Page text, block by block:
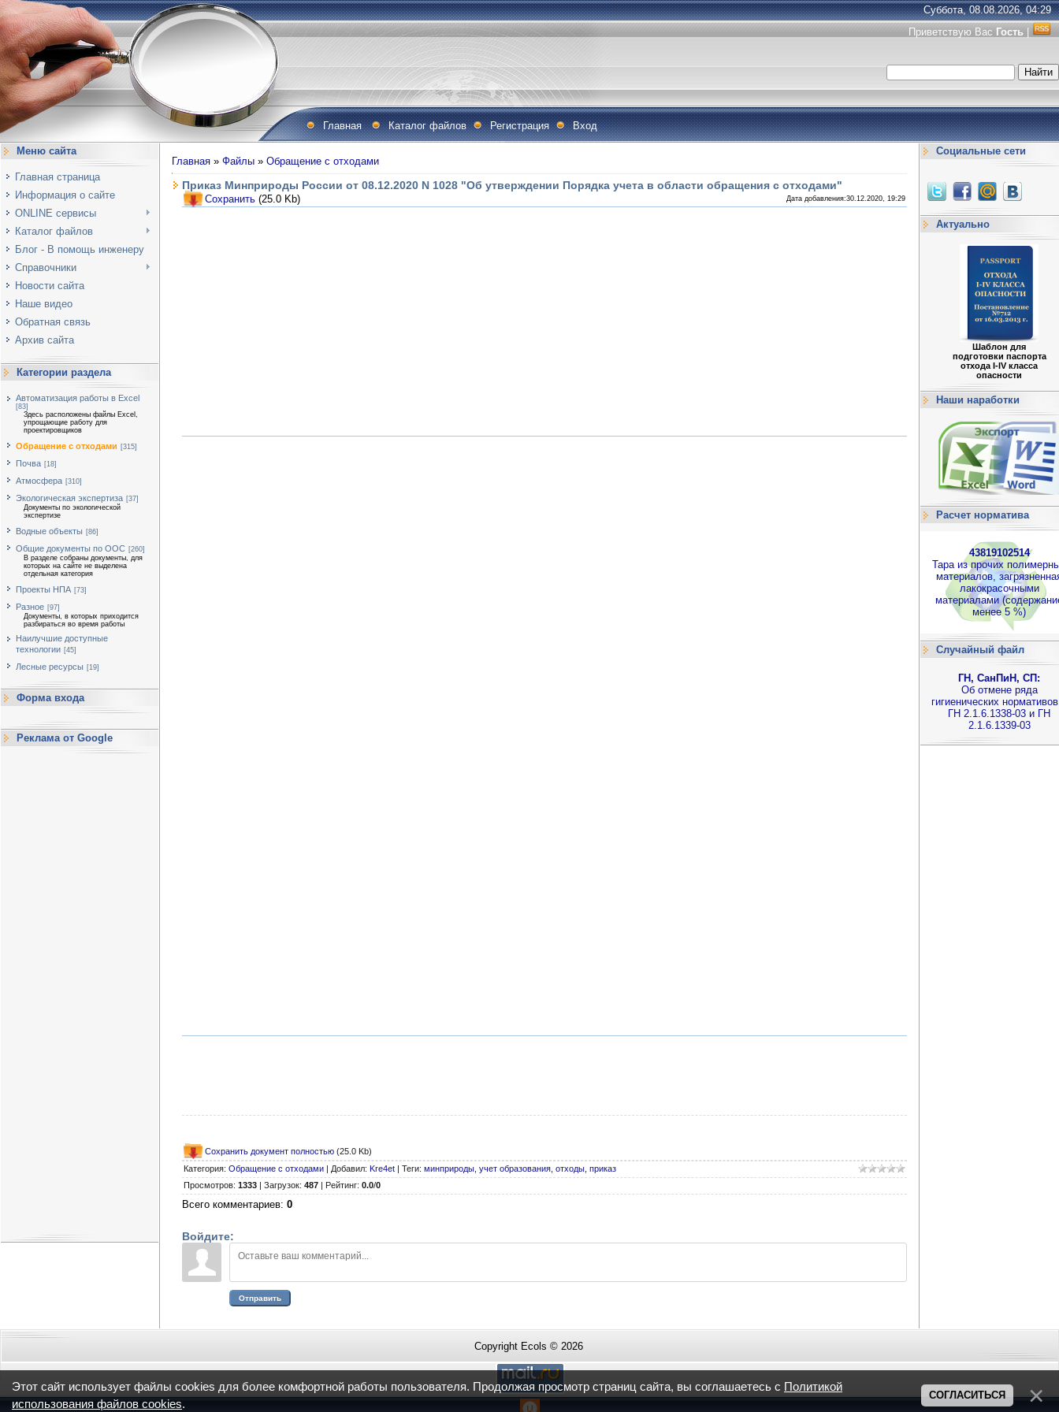
Суббота, 08.08.2026, 04:29
Приветствую Вас Гость
Главная Каталог файлов Регистрация Вход
Меню сайта
Главная страница
Информация о сайте
ONLINE сервисы
Каталог файлов
Блог - В помощь инженеру
Справочники
Новости сайта
Наше видео
Обратная связь
Архив сайта
Категории раздела
Автоматизация работы в Excel
[83]
Здесь расположены файлы Excel,
упрощающие работу для
проектировщиков
Обращение с отходами [315]
Почва [18]
Атмосфера [310]
Экологическая экспертиза [37]
Документы по экологической
экспертизе
Водные объекты [86]
Общие документы по ООС [260]
В разделе собраны документы, для
которых на сайте не выделена
отдельная категория
Проекты НПА [73]
Разное [97]
Документы, в которых приходится
разбираться во время работы
Наилучшие доступные
технологии [45]
Лесные ресурсы [19]
Форма входа
Реклама от Google
Главная » Файлы » Обращение с отходами
Приказ Минприроды России от 08.12.2020 N 1028 "Об утверждении Порядка учета в области обращения с отходами"
Сохранить (25.0 Kb) Дата добавления:30.12.2020, 19:29
Сохранить документ полностью (25.0 Kb)
Категория: Обращение с отходами Добавил: Kre4et Теги: минприроды учет образования отходы приказ
Просмотров: 1333 Загрузок: 487 Рейтинг: 0.0/0
Всего комментариев: 0
Войдите:
Отправить
Социальные сети
Актуально
Шаблон для
подготовки паспорта
отхода I-IV класса
опасности
Наши наработки
Расчет норматива
43819102514
Тара из прочих
материалов,
лакокрасочными
материалами
менее 5 %)
Случайный файл
ГН, СанПиН, СП:
Об отмене ряда
гигиенических
ГН 2.1.6.1338-03 и ГН
2.1.6.1339-03
Copyright Ecols © 2026
Этот сайт использует файлы cookies для более комфортной работы пользователя. Продолжая просмотр страниц сайта, вы соглашаетесь с Политикой
использования файлов cookies.
СОГЛАСИТЬСЯ